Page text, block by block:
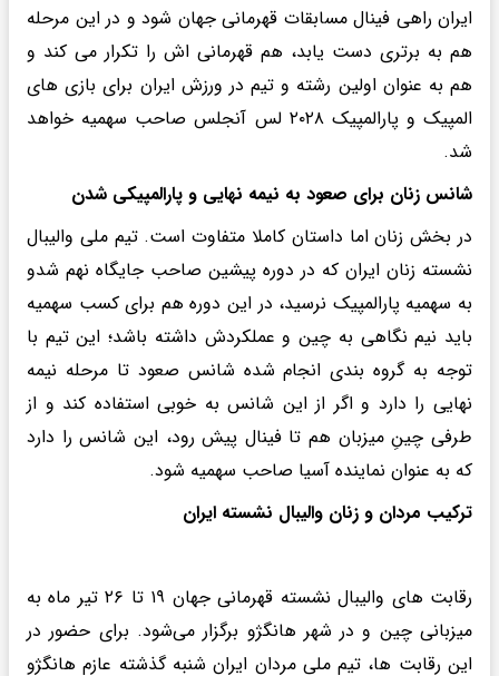
ایران راهی فینال مسابقات قهرمانی جهان شود و در این مرحله
هم به برتری دست یابد، هم قهرمانی اش را تکرار می کند و
هم به عنوان اولین رشته و تیم در ورزش ایران برای بازی های
المپیک و پارالمپیک ۲۰۲۸ لس آنجلس صاحب سهمیه خواهد
شد.
شانس زنان برای صعود به نیمه نهایی و پارالمپیکی شدن
در بخش زنان اما داستان کاملا متفاوت است. تیم ملی والیبال
نشسته زنان ایران که در دوره پیشین صاحب جایگاه نهم شدو
به سهمیه پارالمپیک نرسید، در این دوره هم برای کسب سهمیه
باید نیم نگاهی به چین و عملکردش داشته باشد؛ این تیم با
توجه به گروه بندی انجام شده شانس صعود تا مرحله نیمه
نهایی را دارد و اگر از این شانس به خوبی استفاده کند و از
طرفی چینِ میزبان هم تا فینال پیش رود، این شانس را دارد
که به عنوان نماینده آسیا صاحب سهمیه شود.
ترکیب مردان و زنان والیبال نشسته ایران
رقابت های والیبال نشسته قهرمانی جهان ۱۹ تا ۲۶ تیر ماه به
میزبانی چین و در شهر هانگژو برگزار می‌شود. برای حضور در
این رقابت ها، تیم ملی مردان ایران شنبه گذشته عازم هانگژو